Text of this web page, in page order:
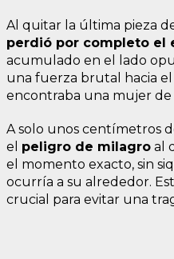
Al quitar la última pieza
perdió por completo el
acumulado en el lado
una fuerza brutal hacia el
encontraba una mujer de
A solo unos centímetros
el peligro de milagro al
el momento exacto, sin
ocurría a su alrededor.
crucial para evitar una